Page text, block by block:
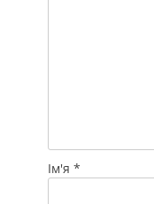
Ім'я *